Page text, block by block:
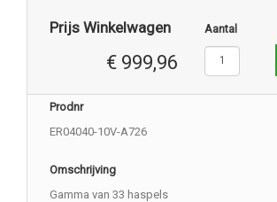
Prijs Winkelwagen
€ 999,96
Aantal
Prodnr
ER04040-10V-A726
Omschrijving
Gamma van 33 haspels